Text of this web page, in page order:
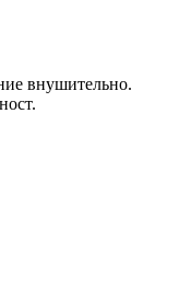
внушительно.